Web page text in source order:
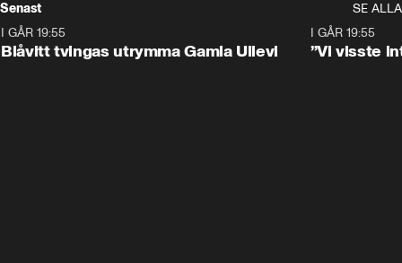
Senast
SE ALLA
I GÅR 19:55
Blåvitt tvingas utrymma Gamla Ullevi
I GÅR 19:55
”Vi visste